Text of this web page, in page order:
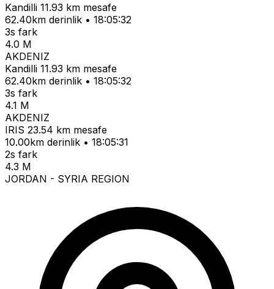
Kandilli 11.93 km mesafe
62.40km derinlik • 18:05:32
3s fark
4.0 M
AKDENIZ
Kandilli 11.93 km mesafe
62.40km derinlik • 18:05:32
3s fark
4.1 M
AKDENIZ
IRIS 23.54 km mesafe
10.00km derinlik • 18:05:31
2s fark
4.3 M
JORDAN - SYRIA REGION